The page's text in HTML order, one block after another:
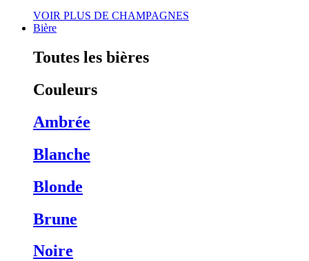
VOIR PLUS DE CHAMPAGNES
Bière
Toutes les bières
Couleurs
Ambrée
Blanche
Blonde
Brune
Noire